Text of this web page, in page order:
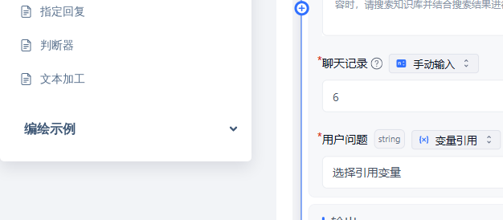
指定回复
判断器
文本加工
编绘示例